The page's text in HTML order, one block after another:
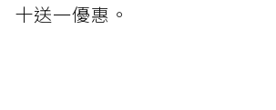
十送一優惠。